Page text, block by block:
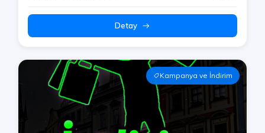
Detay
Kampanya ve İndirim